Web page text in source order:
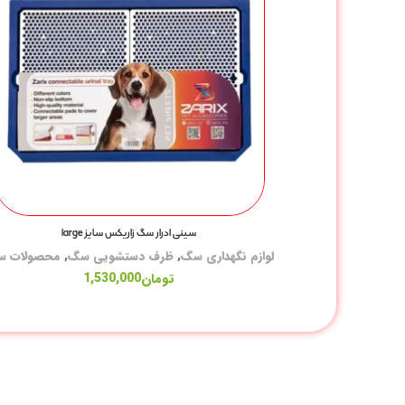
سینی ادرار سگ زاریکس سایز large
لوازم نگهداری سگ,ظرف دستشویی سگ, محصولات
تومان1,530,000